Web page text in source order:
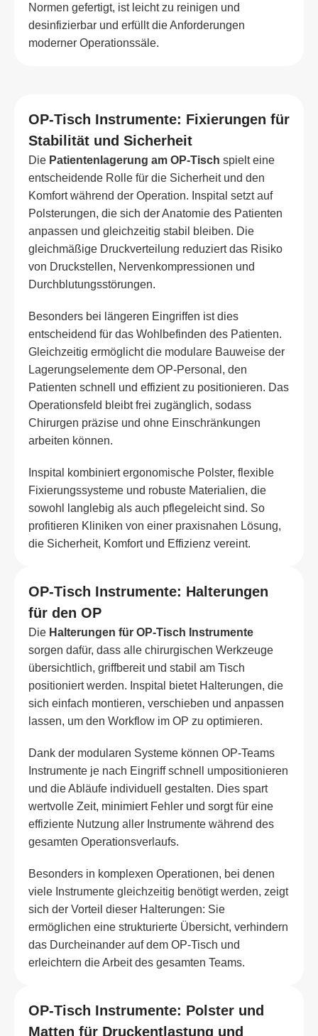
Normen gefertigt, ist leicht zu reinigen und
desinfizierbar und erfüllt die Anforderungen
moderner Operationssäle.
OP-Tisch Instrumente: Fixierungen für
Stabilität und Sicherheit
Die Patientenlagerung am OP-Tisch spielt eine
entscheidende Rolle für die Sicherheit und den
Komfort während der Operation. Inspital setzt auf
Polsterungen, die sich der Anatomie des Patienten
anpassen und gleichzeitig stabil bleiben. Die
gleichmäßige Druckverteilung reduziert das Risiko
von Druckstellen, Nervenkompressionen und
Durchblutungsstörungen.
Besonders bei längeren Eingriffen ist dies
entscheidend für das Wohlbefinden des Patienten.
Gleichzeitig ermöglicht die modulare Bauweise der
Lagerungselemente dem OP-Personal, den
Patienten schnell und effizient zu positionieren. Das
Operationsfeld bleibt frei zugänglich, sodass
Chirurgen präzise und ohne Einschränkungen
arbeiten können.
Inspital kombiniert ergonomische Polster, flexible
Fixierungssysteme und robuste Materialien, die
sowohl langlebig als auch pflegeleicht sind. So
profitieren Kliniken von einer praxisnahen Lösung,
die Sicherheit, Komfort und Effizienz vereint.
OP-Tisch Instrumente: Halterungen
für den OP
Die Halterungen für OP-Tisch Instrumente
sorgen dafür, dass alle chirurgischen Werkzeuge
übersichtlich, griffbereit und stabil am Tisch
positioniert werden. Inspital bietet Halterungen, die
sich einfach montieren, verschieben und anpassen
lassen, um den Workflow im OP zu optimieren.
Dank der modularen Systeme können OP-Teams
Instrumente je nach Eingriff schnell umpositionieren
und die Abläufe individuell gestalten. Dies spart
wertvolle Zeit, minimiert Fehler und sorgt für eine
effiziente Nutzung aller Instrumente während des
gesamten Operationsverlaufs.
Besonders in komplexen Operationen, bei denen
viele Instrumente gleichzeitig benötigt werden, zeigt
sich der Vorteil dieser Halterungen: Sie
ermöglichen eine strukturierte Übersicht, verhindern
das Durcheinander auf dem OP-Tisch und
erleichtern die Arbeit des gesamten Teams.
OP-Tisch Instrumente: Polster und
Matten für Druckentlastung und